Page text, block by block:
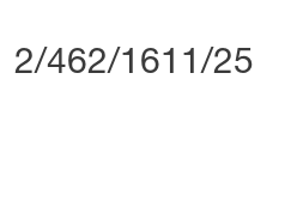
2/462/1611/25